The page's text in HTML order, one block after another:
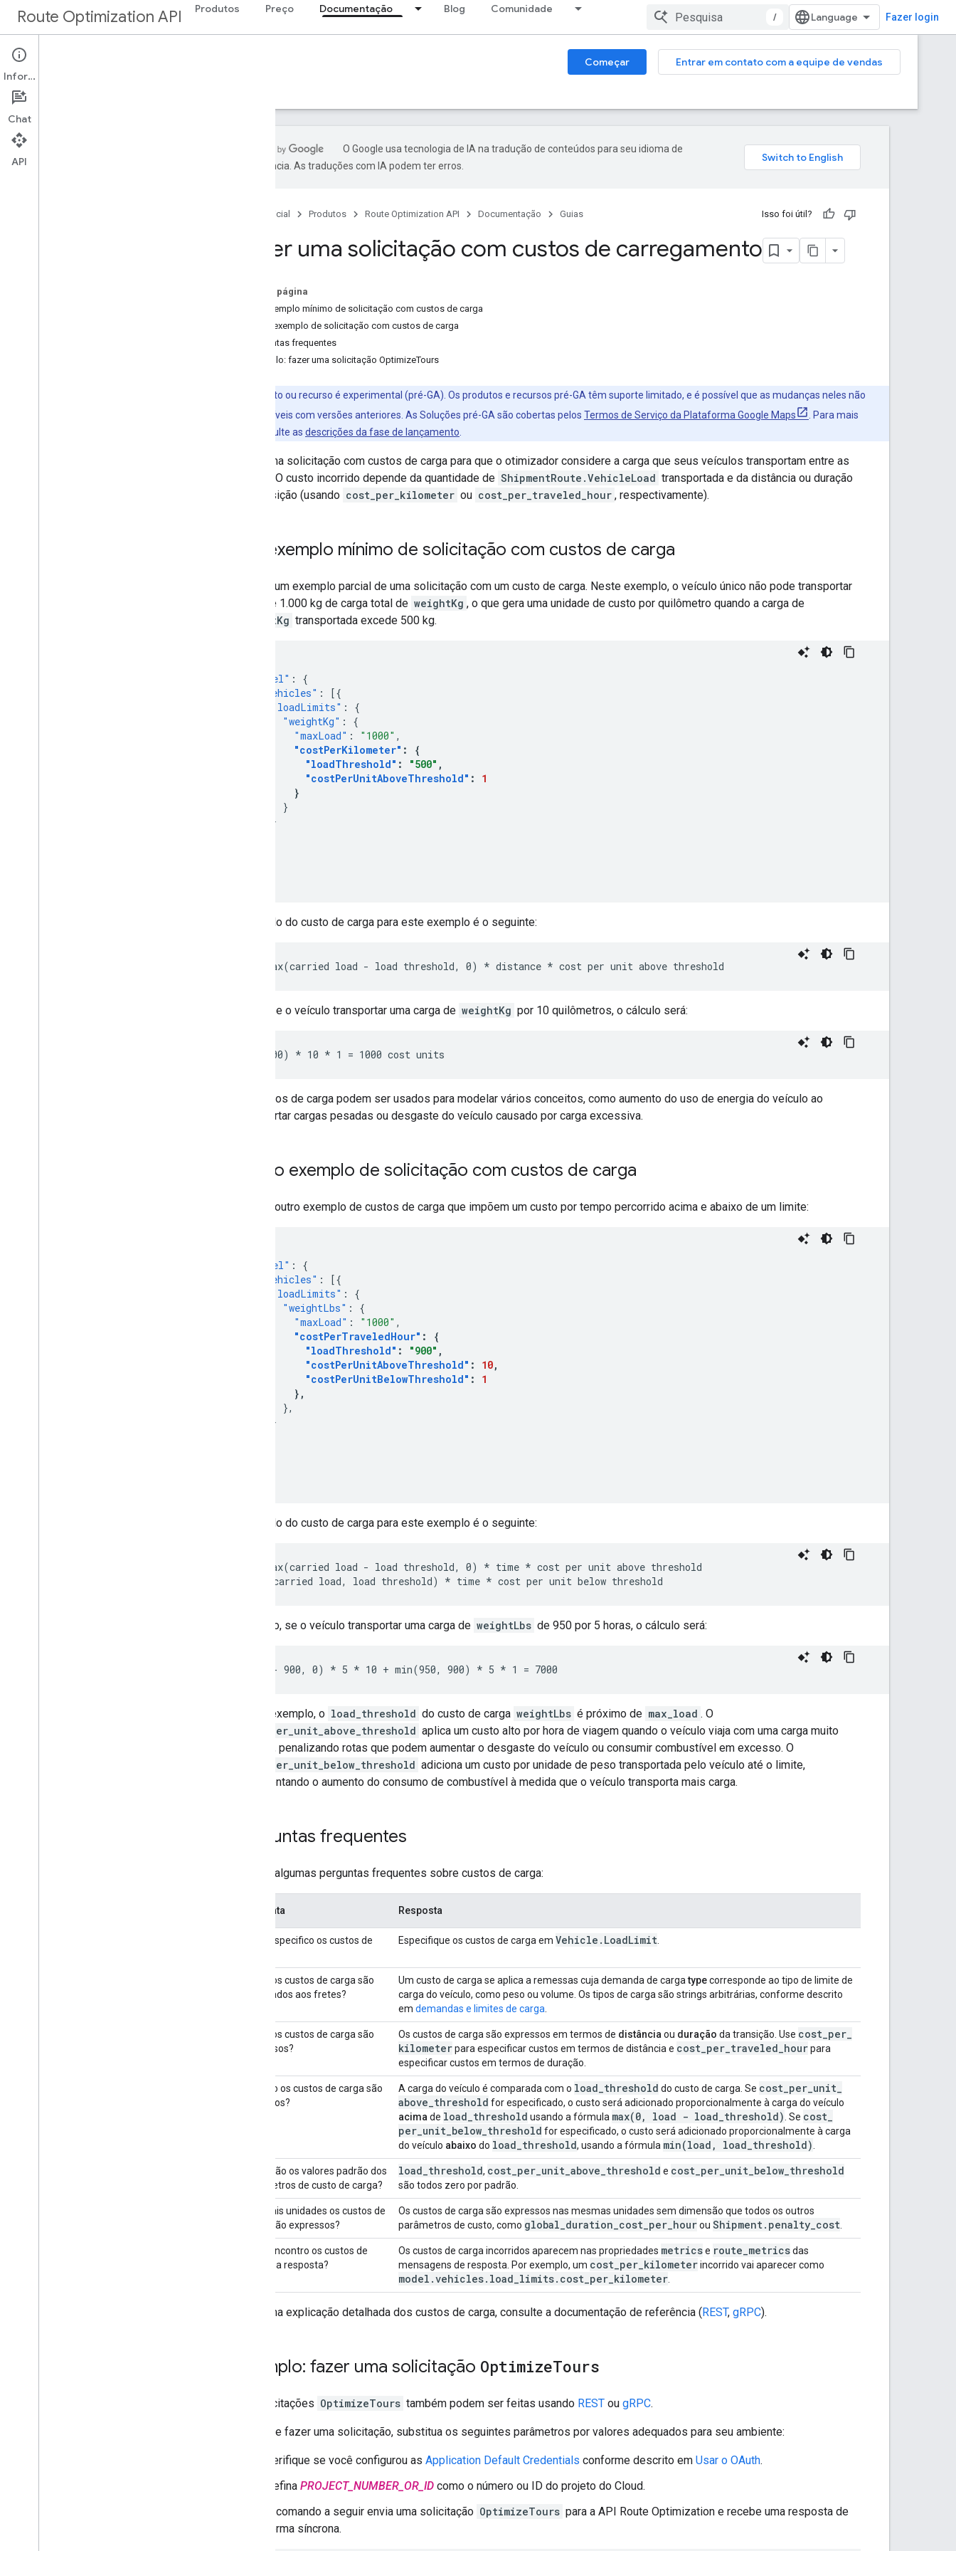
Route Optimization API Produtos Preço Documentação Blog Comunidade
/ Fazer login
Documentação Começar
Entrar em contato com a equipe de vendas
Guias
O Google usa tecnologia de IA na tradução de conteúdos para seu idioma de
preferência. As traduções com IA podem ter erros.
Página inicial Produtos Route Optimization API Documentação Guias Isso foi útil?
Fazer uma solicitação com custos de carregamento
Nesta página
Um exemplo mínimo de solicitação com custos de carga
Outro exemplo de solicitação com custos de carga
Perguntas frequentes
Exemplo: fazer uma solicitação OptimizeTours
Este produto ou recurso é experimental (pré-GA). Os produtos e recursos pré-GA têm suporte limitado, e é possível que as mudanças neles não
sejam compatíveis com versões anteriores. As Soluções pré-GA são cobertas pelos Termos de Serviço da Plataforma Google Maps
. Para mais
detalhes, consulte as descrições da fase de lançamento
Faça uma solicitação com custos de carga para que o otimizador considere a carga que seus veículos transportam entre as
visitas. O custo incorrido depende da quantidade de ShipmentRoute.VehicleLoad transportada e da distância ou duração
da transição (usando cost_per_kilometer ou cost_per_traveled_hour , respectivamente).
Um exemplo mínimo de solicitação com custos de carga
Confira um exemplo parcial de uma solicitação com um custo de carga. Neste exemplo, o veículo único não pode transportar
mais de 1.000 kg de carga total de weightKg , o que gera uma unidade de custo por quilômetro quando a carga de
weightKg transportada excede 500 kg.
"model" :
{
"vehicles" :
[{
"loadLimits" :
{
"weightKg" :
{
"maxLoad" : "1000" ,
"costPerKilometer" :
{
"loadThreshold" : "500" ,
"costPerUnitAboveThreshold" :
1
}
}
}
O cálculo do custo de carga para este exemplo é o seguinte:
Então, se o veículo transportar uma carga de weightKg por 10 quilômetros, o cálculo será:
Os custos de carga podem ser usados para modelar vários conceitos, como aumento do uso de energia do veículo ao
transportar cargas pesadas ou desgaste do veículo causado por carga excessiva.
Outro exemplo de solicitação com custos de carga
Confira outro exemplo de custos de carga que impõem um custo por tempo percorrido acima e abaixo de um limite:
"model" :
{
"vehicles" :
[{
"loadLimits" :
{
"weightLbs" :
{
"maxLoad" : "1000" ,
"costPerTraveledHour" :
{
"loadThreshold" : "900" ,
"costPerUnitAboveThreshold" : 10,
"costPerUnitBelowThreshold" :
1
},
},
}
O cálculo do custo de carga para este exemplo é o seguinte:
cost = max(carried load - load threshold, 0) * time * cost per unit above threshold
Portanto, se o veículo transportar uma carga de weightLbs de 950 por 5 horas, o cálculo será:
Neste exemplo, o load_threshold do custo de carga weightLbs é próximo de max_load . O
cost_per_unit_above_threshold aplica um custo alto por hora de viagem quando o veículo viaja com uma carga muito
pesada, penalizando rotas que podem aumentar o desgaste do veículo ou consumir combustível em excesso. O
cost_per_unit_below_threshold adiciona um custo por unidade de peso transportada pelo veículo até o limite,
representando o aumento do consumo de combustível à medida que o veículo transporta mais carga.
Perguntas frequentes
Confira algumas perguntas frequentes sobre custos de carga:
Pergunta Resposta
Onde especifico os custos de
Especifique os custos de carga em Vehicle . LoadLimit
Como os custos de carga são
associados aos fretes?
Um custo de carga se aplica a remessas cuja demanda de cargatypecorresponde ao tipo de limite de
carga do veículo, como peso ou volume. Os tipos de carga são strings arbitrárias, conforme descrito
em demandas e limites de carga
Como os custos de carga são
expressos?
Os custos de carga são expressos em termos de distância ou duração da transição. Use cost per
kilometerpara especificar custos em termos de distância e cost per traveled hourpara
especificar custos em termos de duração.
Quando os custos de carga são
aplicados?
A carga do veículo é comparada com o load threshold do custo de carga. Se cost per unit
above threshold for especificado, o custo será adicionado proporcionalmente à carga do veículo
acima de load threshold usando a fórmula max(0, load - load threshold) . Se cost
per unit below threshold for especificado, o custo será adicionado proporcionalmente à carga
do veículo abaixo do load threshold, usando a fórmula min(load , load threshold)
Quais são os valores padrão dos
parâmetros de custo de carga?
load threshold, cost per unit above threshold e cost per unit below threshold
são todos zero por padrão.
Em quais unidades os custos de
carga são expressos?
Os custos de carga são expressos nas mesmas unidades sem dimensão que todos os outros
parâmetros de custo, como global duration cost per hourou Shipment. penalty cost
Onde encontro os custos de
carga na resposta?
Os custos de carga incorridos aparecem nas propriedades metricse route metricsdas
mensagens de resposta. Por exemplo, um cost per kilometerincorrido vai aparecer como
model .vehicles. load limits. cost per kilometer
Para uma explicação detalhada dos custos de carga, consulte a documentação de referência (REST, gRPC).
Exemplo: fazer uma solicitação OptimizeTours
As solicitações OptimizeTours também podem ser feitas usando REST ou gRPC.
Antes de fazer uma solicitação, substitua os seguintes parâmetros por valores adequados para seu ambiente:
Verifique se você configurou as Application Default Credentials conforme descrito em Usar o OAuth.
Defina PROJECT_NUMBER_OR_ID como o número ou ID do projeto do Cloud.
O comando a seguir envia uma solicitação OptimizeTours para a API Route Optimization e recebe uma resposta de
forma síncrona.
Informações
Chat
API